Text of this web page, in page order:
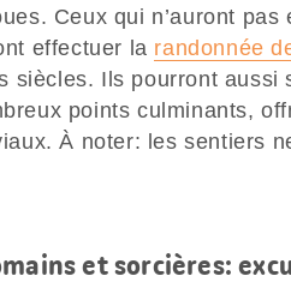
Ceux qui n’auront
effectuer la randonnée
siècles. Ils pourront aussi
points culminants,
À noter: les sentiers
et sorcières: